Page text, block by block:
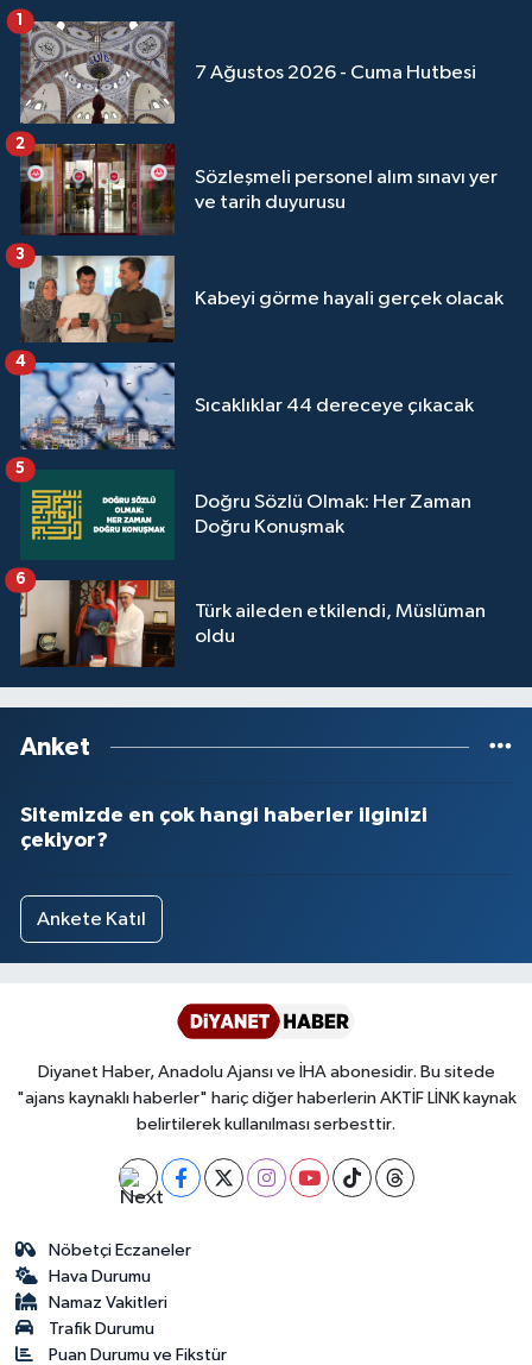
7 Ağustos 2026 - Cuma Hutbesi
1
Sözleşmeli personel alım sınavı yer
ve tarih duyurusu
2
Kabeyi görme hayali gerçek olacak
3
Sıcaklıklar 44 dereceye çıkacak
4
Doğru Sözlü Olmak: Her Zaman
Doğru Konuşmak
5
Türk aileden etkilendi, Müslüman
oldu
6
Anket
Sitemizde en çok hangi haberler ilginizi
çekiyor?
Ankete Katıl
Diyanet Haber, Anadolu Ajansı ve İHA abonesidir. Bu sitede
"ajans kaynaklı haberler" hariç diğer haberlerin AKTİF LİNK kaynak
belirtilerek kullanılması serbesttir.
Nöbetçi Eczaneler
Hava Durumu
Namaz Vakitleri
Trafik Durumu
Puan Durumu ve Fikstür